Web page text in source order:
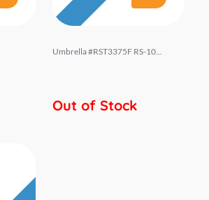
Umbrella #RST3375F RS-10...
Out of Stock